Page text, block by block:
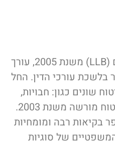
בעל תואר ראשון במשפטים (LLB) משנת 2005, עורך
משנת 2007 וחבר בלשכת עורכי הדין. החל
ביטוח שונים כגון: חבויות,
פנסיה, חיים ורכוש, סוכן ביטוח מורשה משנת 2003.
בקיאות רבה ומומחיות
של סוגיות